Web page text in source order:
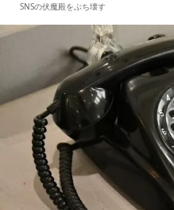
SNSの伏魔殿をぶち壊す